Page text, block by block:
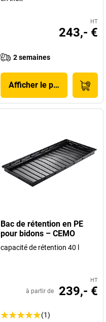
HT
243,- €
2 semaines
Afficher le produit
Bac de rétention en PE
pour bidons – CEMO
capacité de rétention 40 l
HT
à partir de 239,- €
(1)